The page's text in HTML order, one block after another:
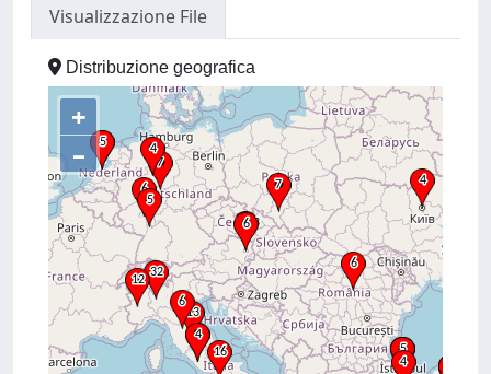
Visualizzazione File
Distribuzione geografica
+
–